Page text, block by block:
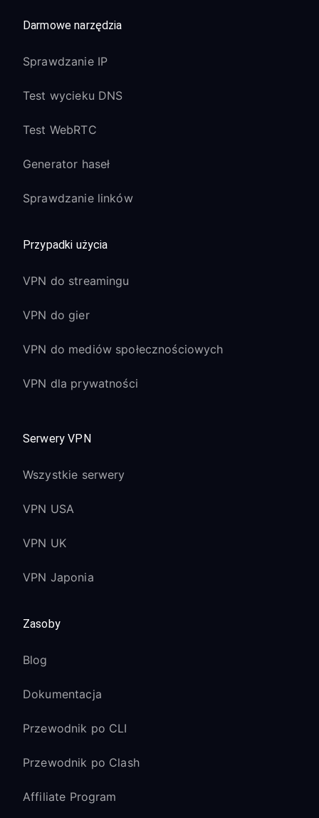
Darmowe narzędzia
Sprawdzanie IP
Test wycieku DNS
Test WebRTC
Generator haseł
Sprawdzanie linków
Przypadki użycia
VPN do streamingu
VPN do gier
VPN do mediów społecznościowych
VPN dla prywatności
Serwery VPN
Wszystkie serwery
VPN USA
VPN UK
VPN Japonia
Zasoby
Blog
Dokumentacja
Przewodnik po CLI
Przewodnik po Clash
Affiliate Program